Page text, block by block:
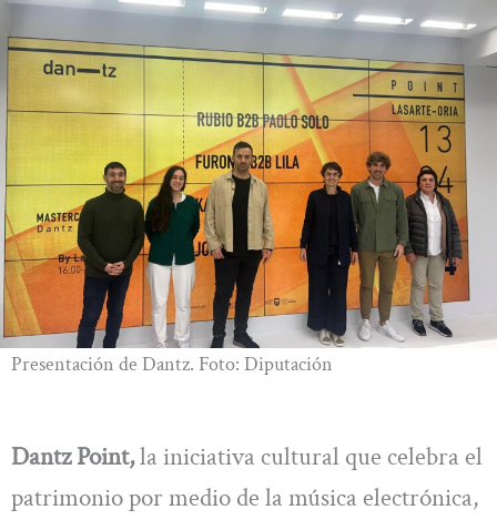
Presentación de Dantz. Foto: Diputación
Dantz Point,la iniciativa cultural que celebra el
patrimonio por medio de la música electrónica,